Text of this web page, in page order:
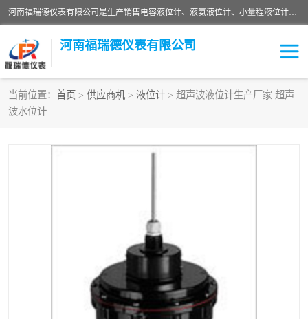
河南福瑞德仪表有限公司是生产销售电容液位计、液氨液位计、小量程液位计定制、智能锅炉水位计、液氮液位计等；并在产品开发、研制的过程中，吸取国内外仪器仪表的技术精华，建立了一支高、精、尖的科研开发队伍，使产品性能不断升级。
河南福瑞德仪表有限公司
当前位置： 首页 > 供应商机 > 液位计 > 超声波液位计生产厂家 超声
波水位计
液位计
物位计
测漏仪